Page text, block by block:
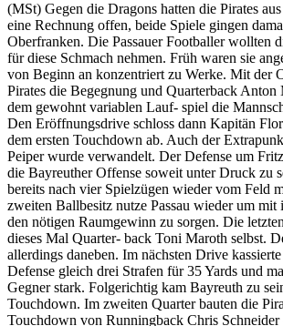
(MSt) Gegen die Dragons hatten die Pirates
eine Rechnung offen, beide Spiele gingen
Oberfranken. Die Passauer Footballer wollten
für diese Schmach nehmen. Früh waren sie
von Beginn an konzentriert zu Werke. Mit der
Pirates die Begegnung und Quarterback
dem gewohnt variablen Lauf- spiel die
Den Eröffnungsdrive schloss dann Kapitän
dem ersten Touchdown ab. Auch der
Peiper wurde verwandelt. Der Defense um
die Bayreuther Offense soweit unter Druck zu
bereits nach vier Spielzügen wieder vom Feld
zweiten Ballbesitz nutze Passau wieder um
den nötigen Raumgewinn zu sorgen. Die
dieses Mal Quarter- back Toni Maroth selbst.
allerdings daneben. Im nächsten Drive kassierte
Defense gleich drei Strafen für 35 Yards und
Gegner stark. Folgerichtig kam Bayreuth zu
Touchdown. Im zweiten Quarter bauten die
Touchdown von Runningback Chris